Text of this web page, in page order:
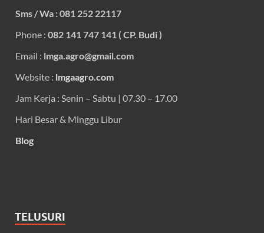
Sms / Wa : 081 252 22117
Phone : 082 141 747 141 ( CP. Budi )
Email : lmga.agro@gmail.com
Website : lmgaagro.com
Jam Kerja : Senin – Sabtu | 07.30 – 17.00
Hari Besar & Minggu Libur
Blog
TELUSURI